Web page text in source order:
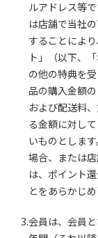
ルアドレス等
は店舗で当社
することによ
ト」（以下、
の他の特典を
品の購入金額
および配送料
る金額に対し
いものとしま
場合、または
は、ポイント
とをあらかじ
3.会員は、会員